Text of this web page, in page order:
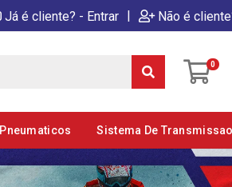
Já é cliente? - Entrar | Não é
0
Pneumaticos Sistema De Transmissao